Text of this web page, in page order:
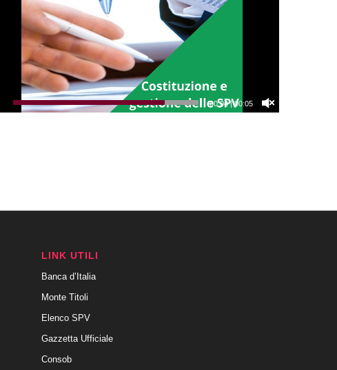
00:04|00:05
LINK UTILI
Banca d’Italia
Monte Titoli
Elenco SPV
Gazzetta Ufficiale
Consob